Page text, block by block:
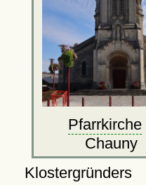
Pfarrkirche
Chauny
Klostergründers